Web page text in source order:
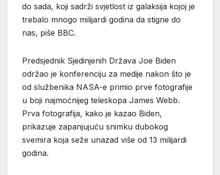
do sada, koji sadrži svjetlost iz galaksija kojoj je
trebalo mnogo milijardi godina da stigne do
nas, piše BBC.
Predsjednik Sjedinjenih Država Joe Biden
održao je konferenciju za medije nakon što je
od službenika NASA-e primio prve fotografije
u boji najmoćnijeg teleskopa James Webb.
Prva fotografija, kako je kazao Biden,
prikazuje zapanjujuću snimku dubokog
svemira koja seže unazad više od 13 milijardi
godina.